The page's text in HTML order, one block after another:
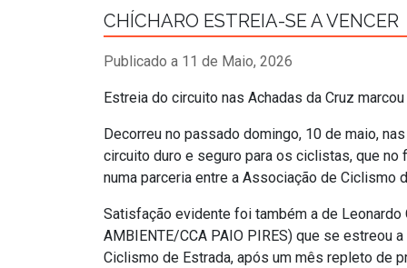
CHÍCHARO ESTREIA-SE A VENCER
Publicado a 11 de Maio, 2026
Estreia do circuito nas Achadas da Cruz
Decorreu no passado domingo, 10 de maio,
circuito duro e seguro para os ciclistas, que
numa parceria entre a Associação de Ciclismo
Satisfação evidente foi também a de
AMBIENTE/CCA PAIO PIRES) que se estreou
Ciclismo de Estrada, após um mês repleto de